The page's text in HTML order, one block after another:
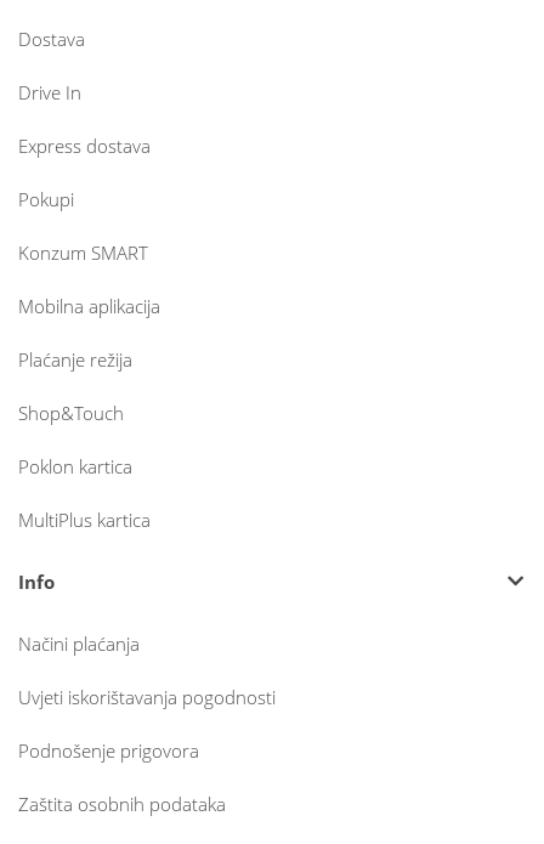
Dostava
Drive In
Express dostava
Pokupi
Konzum SMART
Mobilna aplikacija
Plaćanje režija
Shop&Touch
Poklon kartica
MultiPlus kartica
Info
Načini plaćanja
Uvjeti iskorištavanja pogodnosti
Podnošenje prigovora
Zaštita osobnih podataka